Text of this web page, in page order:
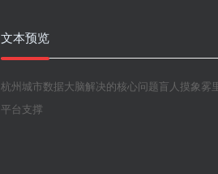
文本预览
杭州城市数据大脑解决的核心问题盲人摸象
平台支撑